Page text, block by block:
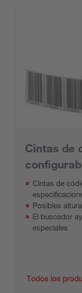
Cintas de
Cintas de
Posibles
El buscador
especiales
Todos los